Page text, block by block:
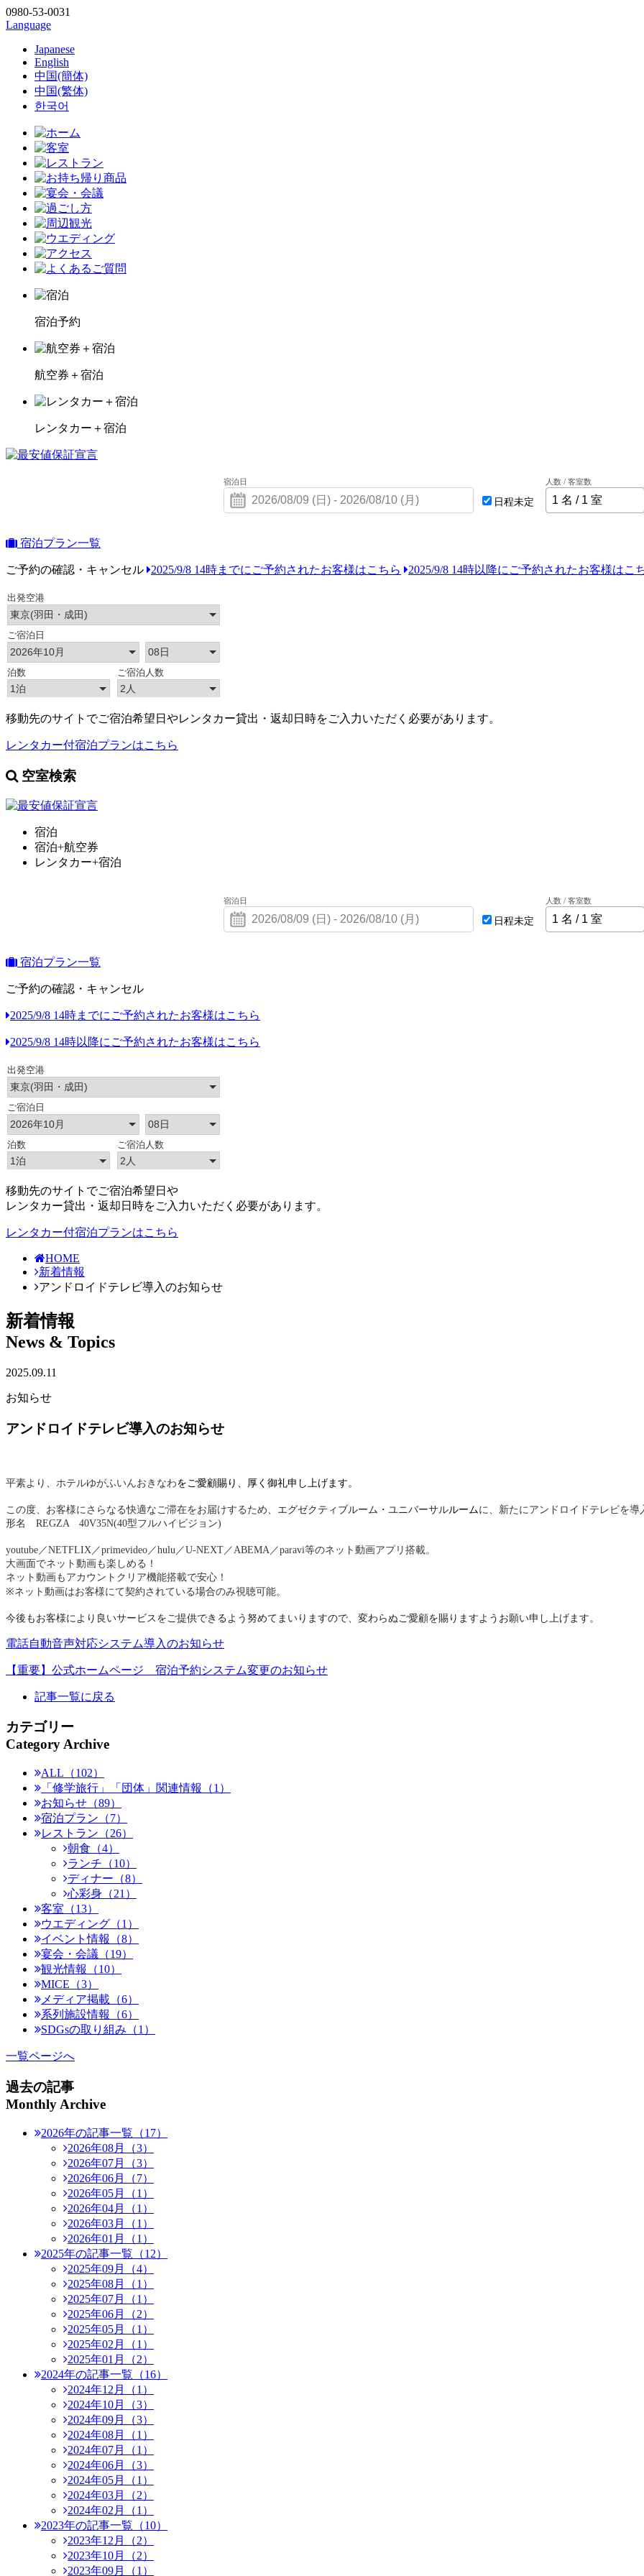
0980-53-0031
Language
Japanese
English
中国(簡体)
中国(繁体)
한국어
宿泊予約
航空券＋宿泊
レンタカー＋宿泊
宿泊日
日程未定
人数 / 客室数
宿泊プラン一覧
ご予約の確認・キャンセル 2025/9/8 14時までにご予約されたお客様はこちら 2025/9/8 14時以降にご予約されたお客様はこ
移動先のサイトでご宿泊希望日やレンタカー貸出・返却日時をご入力いただく必要があります。
レンタカー付宿泊プランはこちら
空室検索
宿泊
宿泊+航空券
レンタカー+宿泊
宿泊日
日程未定
人数 / 客室数
宿泊プラン一覧
ご予約の確認・キャンセル
2025/9/8 14時までにご予約されたお客様はこちら
2025/9/8 14時以降にご予約されたお客様はこちら
移動先のサイトでご宿泊希望日や
レンタカー貸出・返却日時をご入力いただく必要があります。
レンタカー付宿泊プランはこちら
HOME
新着情報
アンドロイドテレビ導入のお知らせ
新着情報
News & Topics
2025.09.11
お知らせ
アンドロイドテレビ導入のお知らせ
平素より、ホテルゆがふいんおきなわをご愛顧賜り、厚く御礼申し上げます。
この度、お客様にさらなる快適なご滞在をお届けするため、 エグゼクティブルーム・ユニバーサルルームに、新たにアンドロイドテレビを導
形名 REGZA 40V35N(40型フルハイビジョン)
youtube／NETFLIX／primevideo／hulu／U-NEXT／ABEMA／paravi等のネット動画アプリ搭載。
大画面でネット動画も楽しめる！
ネット動画もアカウントクリア機能搭載で安心！
※ネット動画はお客様にて契約されている場合のみ視聴可能。
今後もお客様により良いサービスをご提供できるよう努めてまいりますので、変わらぬご愛顧を賜りますようお願い申し上げます。
電話自動音声対応システム導入のお知らせ
【重要】公式ホームページ 宿泊予約システム変更のお知らせ
記事一覧に戻る
カテゴリー
Category Archive
ALL（102）
「修学旅行」「団体」関連情報（1）
お知らせ（89）
宿泊プラン（7）
レストラン（26）
朝食（4）
ランチ（10）
ディナー（8）
心彩身（21）
客室（13）
ウエディング（1）
イベント情報（8）
宴会・会議（19）
観光情報（10）
MICE（3）
メディア掲載（6）
系列施設情報（6）
SDGsの取り組み（1）
一覧ページへ
過去の記事
Monthly Archive
2026年の記事一覧（17）
2026年08月（3）
2026年07月（3）
2026年06月（7）
2026年05月（1）
2026年04月（1）
2026年03月（1）
2026年01月（1）
2025年の記事一覧（12）
2025年09月（4）
2025年08月（1）
2025年07月（1）
2025年06月（2）
2025年05月（1）
2025年02月（1）
2025年01月（2）
2024年の記事一覧（16）
2024年12月（1）
2024年10月（3）
2024年09月（3）
2024年08月（1）
2024年07月（1）
2024年06月（3）
2024年05月（1）
2024年03月（2）
2024年02月（1）
2023年の記事一覧（10）
2023年12月（2）
2023年10月（2）
2023年09月（1）